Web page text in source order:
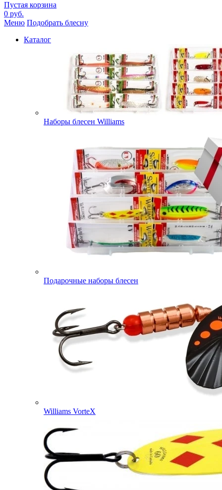
Пустая корзина
0 руб.
Меню Подобрать блесну
Каталог
Наборы блесен Williams
Подарочные наборы блесен
Williams VorteX